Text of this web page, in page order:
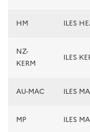
HM ILES
NZ-
KERM
ILES
AU-MAC ILES
MP ILES